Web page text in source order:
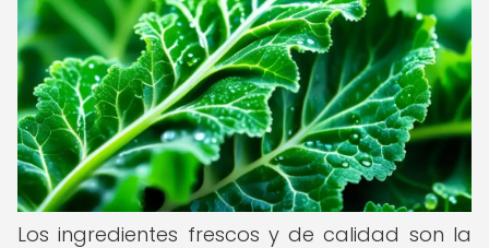
Los ingredientes frescos y de calidad son la